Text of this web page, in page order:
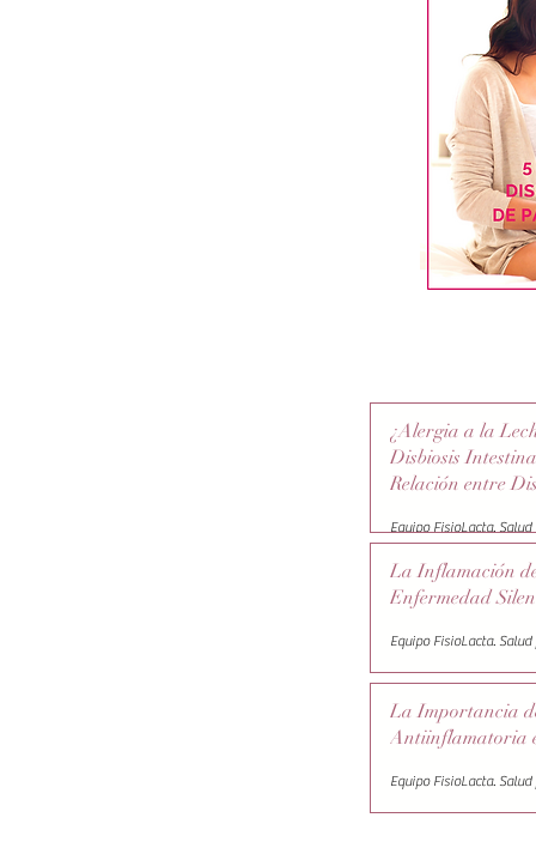
¿Alergia a la
Disbiosis
Relación entre
Vaca (APLV)
La Inflamación
Enfermedad
La Importancia
Antiinflamatoria